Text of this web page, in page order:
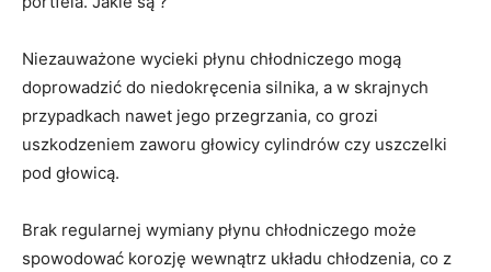
Niezauważone wycieki płynu ⁤chłodniczego mogą
doprowadzić do⁢ niedokręcenia silnika,⁣ a w skrajnych
⁢przypadkach ‌nawet jego przegrzania, co⁤ grozi
⁤uszkodzeniem zaworu głowicy‍ cylindrów czy​ uszczelki
pod ‍głowicą.
Brak regularnej wymiany płynu chłodniczego może
spowodować korozję⁢ wewnątrz układu chłodzenia, co z